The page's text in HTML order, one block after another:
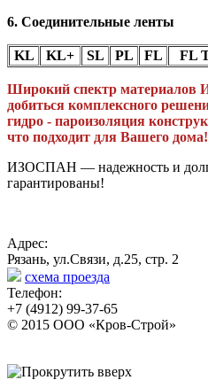
6. Соединительные ленты
KL KL+ SL PL FL FL
Широкий спектр материалов
добиться комплексного
гидро - пароизоляция
что подходит для Вашего дома!
ИЗОСПАН — надежность и
гарантированы!
Адрес:
Рязань, ул.Связи, д.25, стр. 2
схема проезда
Телефон:
+7 (4912) 99-37-65
© 2015 ООО «Кров-Строй»